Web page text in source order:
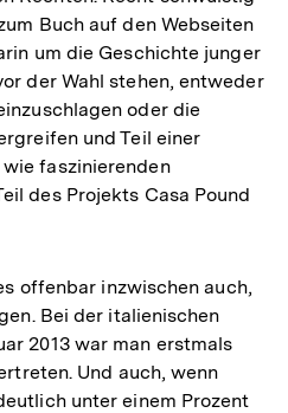
Buch auf den Webseiten
um die Geschichte junger
der Wahl stehen, entweder
oder die
und Teil einer
faszinierenden
des Projekts Casa Pound
offenbar inzwischen auch,
Bei der italienischen
2013 war man erstmals
Und auch, wenn
unter einem Prozent